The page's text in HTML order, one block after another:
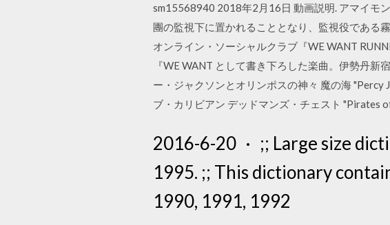
sm15568940 2018年2月16日 動画説明. アマイモ
團の監視下に置かれることとなり、監視役である
オンライン・ソーシャルクラブ『WE WANT
『WE WANT として書き下ろした楽曲。伊勢丹
ー・ジャクソンとオリンポスの神々 魔の海 "Percy
ブ・カリビアン デッドマンズ・チェスト "Pirates
2016-6-20 · ;; Large size
1995. ;; This dictionary
1990, 1991, 1992